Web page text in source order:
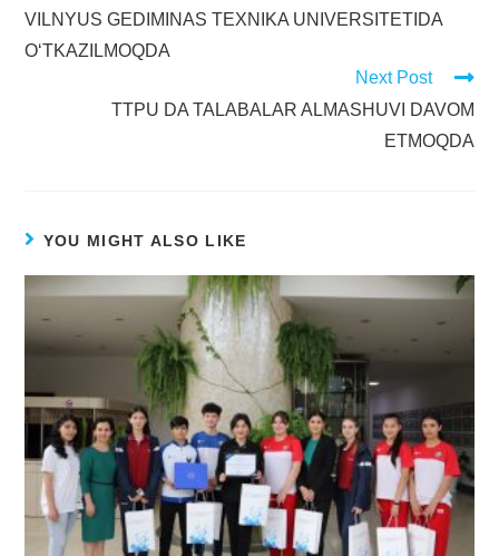
VILNYUS GEDIMINAS TEXNIKA UNIVERSITETIDA
O‘TKAZILMOQDA
Next Post
TTPU DA TALABALAR ALMASHUVI DAVOM
ETMOQDA
YOU MIGHT ALSO LIKE